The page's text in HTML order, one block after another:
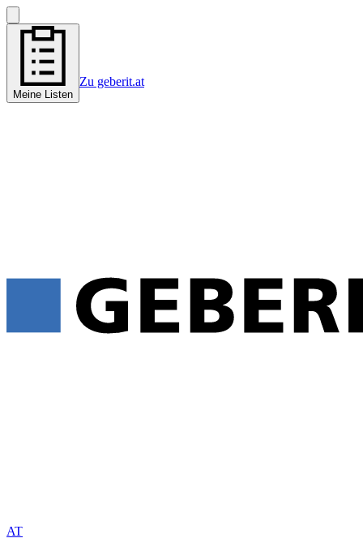
Meine Listen
Zu geberit.at
AT